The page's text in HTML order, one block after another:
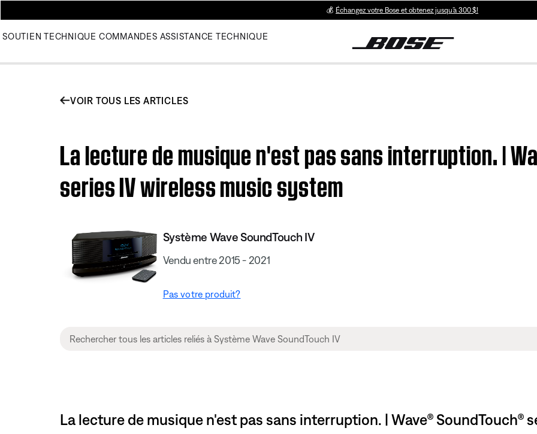
💰 Échangez votre Bose et obtenez jusqu’à 300 $!
SOUTIEN TECHNIQUE COMMANDES ASSISTANCE TECHNIQUE
VOIR TOUS LES ARTICLES
La lecture de musique n'est pas sans interruption. |
series IV wireless music system
Système Wave SoundTouch IV
Vendu entre 2015 - 2021
Pas votre produit?
La lecture de musique n'est pas sans interruption. | Wave® SoundTouch®